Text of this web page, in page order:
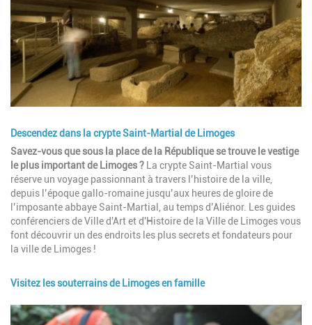
Description
Descendez dans la crypte Saint-Martial de Limoges
Savez-vous que sous la place de la République se trouve le vestige
le plus important de Limoges ? La crypte Saint-Martial vous
réserve un voyage passionnant à travers l’histoire de la ville,
depuis l’époque gallo-romaine jusqu’aux heures de gloire de
l’imposante abbaye Saint-Martial, au temps d’Aliénor. Les guides
conférenciers de Ville d'Art et d'Histoire de la Ville de Limoges vous
font découvrir un des endroits les plus secrets et fondateurs pour
la ville de Limoges !
Visitez les souterrains de Limoges en famille
Image